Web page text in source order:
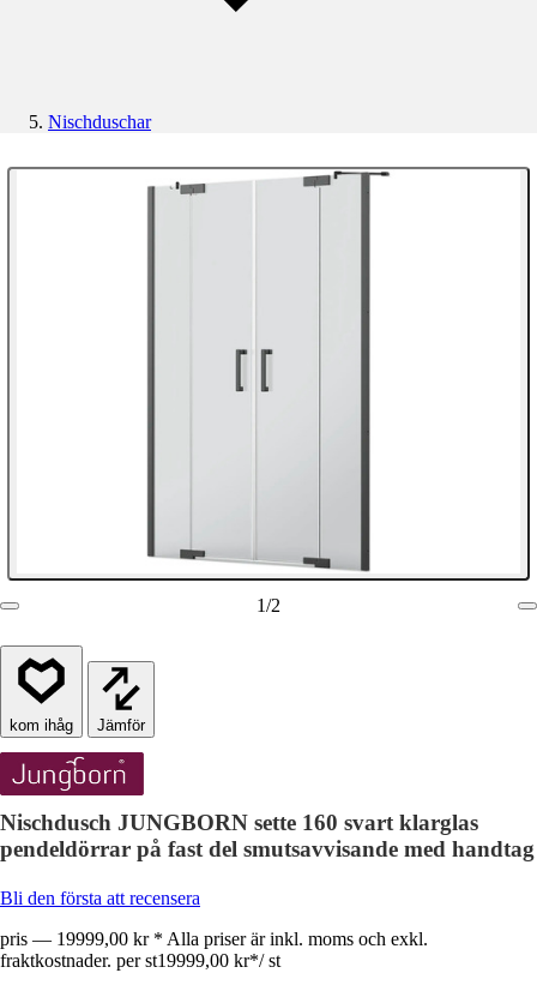
Nischduschar
1/2
Jämför
Nischdusch JUNGBORN sette 160 svart klarglas
pendeldörrar på fast del smutsavvisande med handtag
Bli den första att recensera
pris — 19999,00 kr * Alla priser är inkl. moms och exkl.
fraktkostnader. per st19999,00 kr*/ st